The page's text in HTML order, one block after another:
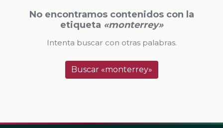
No encontramos contenidos con la
etiqueta «monterrey»
Intenta buscar con otras palabras.
Buscar «monterrey»